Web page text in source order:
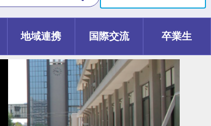
地域連携 国際交流 卒業生